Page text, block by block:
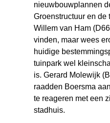
nieuwbouwplannen
Groenstructuur en de
Willem van Ham
vinden, maar wees
huidige
tuinpark wel
is. Gerard Molewijk
raadden Boersma
te reageren met een
stadhuis.